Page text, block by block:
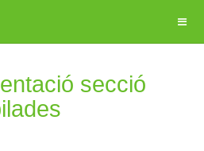
secció